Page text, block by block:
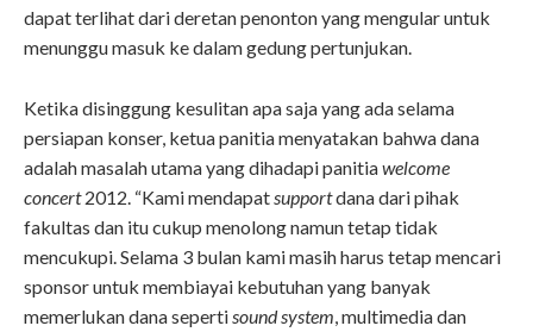
dapat terlihat dari deretan penonton yang mengular untuk
menunggu masuk ke dalam gedung pertunjukan.
Ketika disinggung kesulitan apa saja yang ada selama
persiapan konser, ketua panitia menyatakan bahwa dana
adalah masalah utama yang dihadapi panitiawelcome
concert2012. “Kami mendapat supportdana dari pihak
fakultas dan itu cukup menolong namun tetap tidak
mencukupi. Selama 3 bulan kami masih harus tetap mencari
sponsor untuk membiayai kebutuhan yang banyak
memerlukan dana seperti sound system , multimedia dan